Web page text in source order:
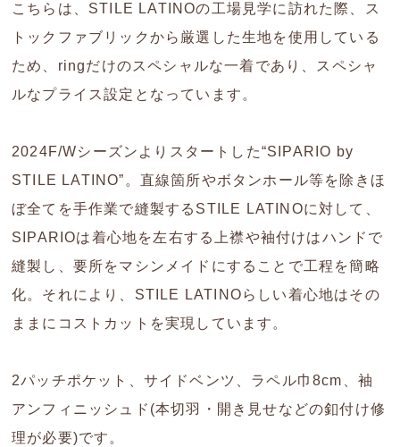
こちらは、STILE LATINOの工場見学に訪れた際、ス
トックファブリックから厳選した生地を使用している
ため、ringだけのスペシャルな一着であり、スペシャ
ルなプライス設定となっています。
2024F/Wシーズンよりスタートした“SIPARIO by
STILE LATINO”。直線箇所やボタンホール等を除きほ
ぼ全てを手作業で縫製するSTILE LATINOに対して、
SIPARIOは着心地を左右する上襟や袖付けはハンドで
縫製し、要所をマシンメイドにすることで工程を簡略
化。それにより、STILE LATINOらしい着心地はその
ままにコストカットを実現しています。
2パッチポケット、サイドベンツ、ラペル巾8cm、袖
アンフィニッシュド(本切羽・開き見せなどの釦付け修
理が必要)です。